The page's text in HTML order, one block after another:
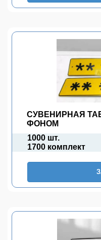
СУВЕНИРНАЯ
ФОНОМ
1000 шт.
1700 комплект